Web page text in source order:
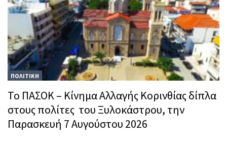
ΠΟΛΙΤΙΚΗ
Το ΠΑΣΟΚ – Κίνημα Αλλαγής Κορινθίας δίπλα
στους πολίτες του Ξυλοκάστρου, την
Παρασκευή 7 Αυγούστου 2026